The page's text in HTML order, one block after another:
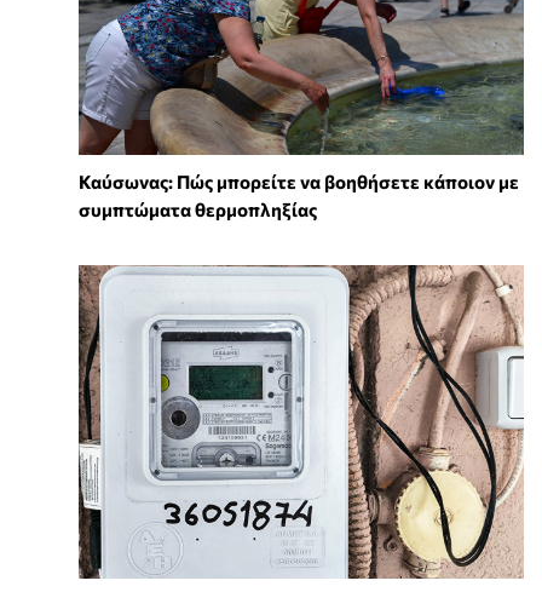
Καύσωνας: Πώς μπορείτε να βοηθήσετε κάποιον με
συμπτώματα θερμοπληξίας